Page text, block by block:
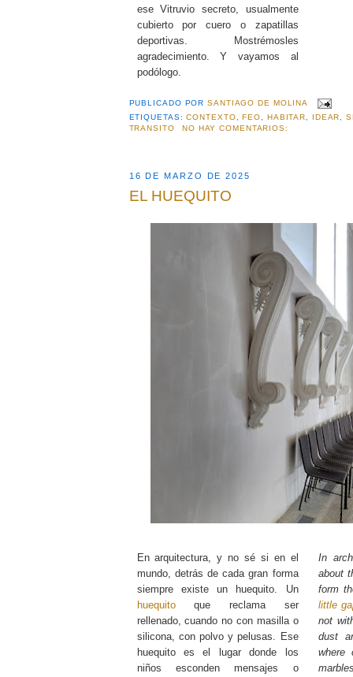
ese Vitruvio secreto, usualmente
cubierto por cuero o zapatillas
deportivas. Mostrémosles
agradecimiento. Y vayamos al
podólogo.
PUBLICADO PORSANTIAGO DE MOLINA
ETIQUETAS:CONTEXTO,FEO, HABITAR, IDEAR,
TRANSITO
NO HAY COMENTARIOS:
16 DE MARZO DE 2025
EL HUEQUITO
En arquitectura, y no sé si en el
mundo, detrás de cada gran forma
siempre existe un huequito. Un
huequitoque reclama ser
rellenado, cuando no con masilla o
silicona, con polvo y pelusas. Ese
huequito es el lugar donde los
niños esconden mensajes o
In
about
form
little
not
dust
where